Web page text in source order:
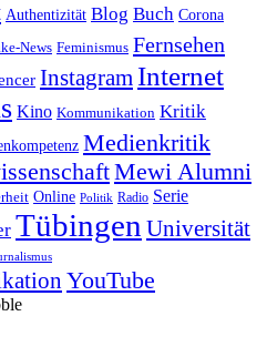
Authentizität Blog Buch Corona
News Feminismus Fernsehen
Instagram Internet
Kino Kommunikation Kritik
Medienkritik
Mewi Alumni
Online Politik Radio Serie
Tübingen Universität
YouTube